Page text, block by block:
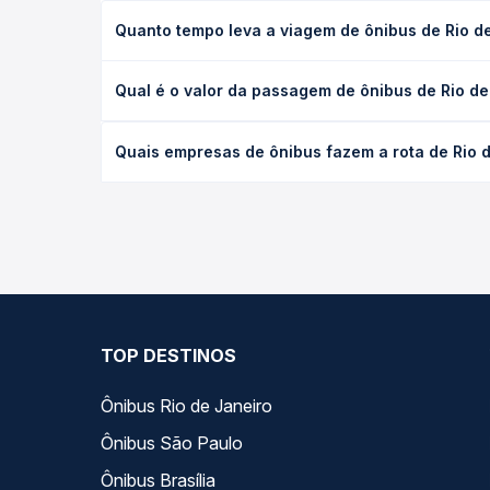
Quanto tempo leva a viagem de ônibus de Rio
(convencional, executivo ou leito) e as condições
Qual é o valor da passagem de ônibus de Rio
o tipo de poltrona e a antecedência da compra.
Quais empresas de ônibus fazem a rota de Rio
TOP DESTINOS
Ônibus Rio de Janeiro
Ônibus São Paulo
Ônibus Brasília